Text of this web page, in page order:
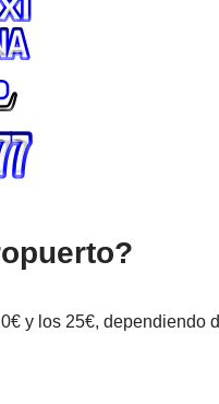
y los 25€, dependiendo